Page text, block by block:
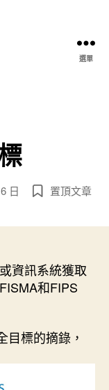
選單
日 置頂文章
資訊系統獲取
和FIPS
目標的摘錄，